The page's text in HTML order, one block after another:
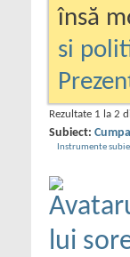
însă
si
Rezultate 1 la 2
Subiect:
Instrumente